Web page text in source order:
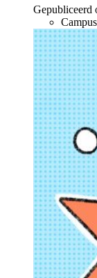
Gepubliceerd
Campus